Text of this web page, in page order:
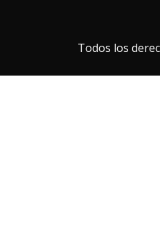
Todos los